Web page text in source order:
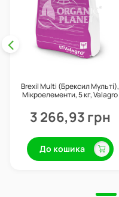
Brexil Multi (Брексил Мульті),
Мікроелементи, 5 кг, Valagro
3 266,93 грн
До кошика